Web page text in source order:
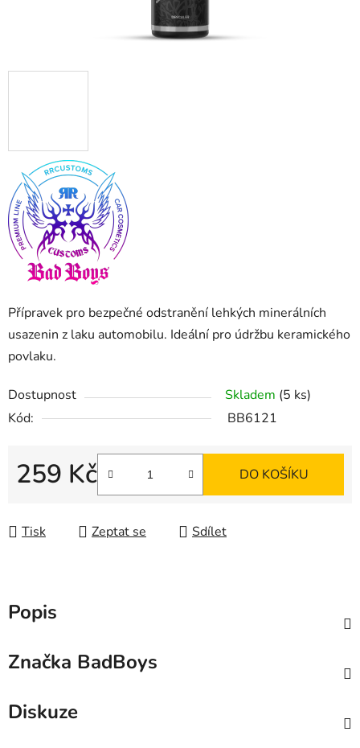
Přípravek pro bezpečné odstranění lehkých minerálních
usazenin z laku automobilu. Ideální pro údržbu keramického
povlaku.
Dostupnost Skladem (5 ks)
Kód:
BB6121
259 Kč DO KOŠÍKU
Tisk Zeptat se Sdílet
Popis
Značka BadBoys
Diskuze